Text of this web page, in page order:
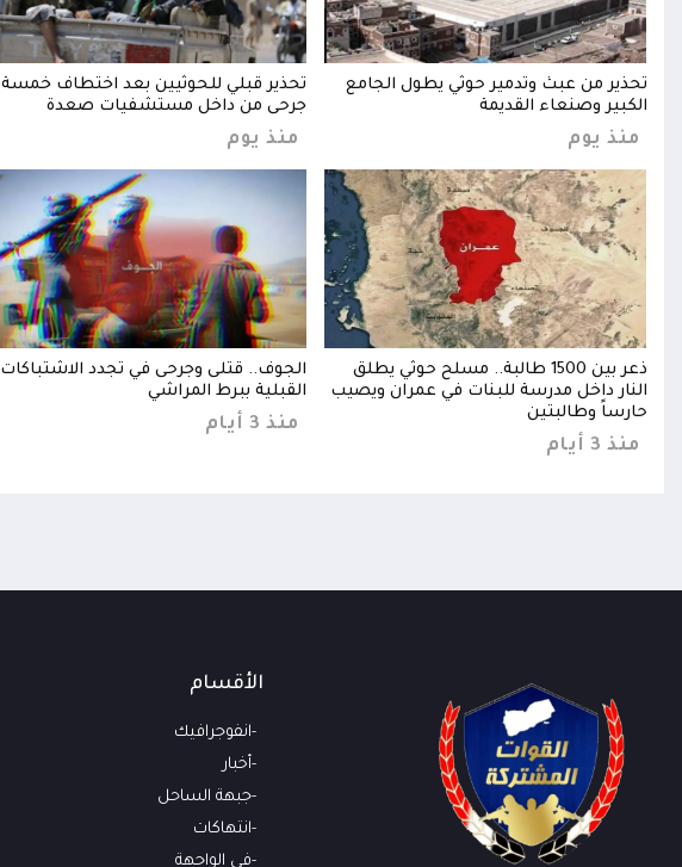
تحذير من عبث وتدمير حوثي يطول الجامع
الكبير وصنعاء القديمة
منذ يوم
تحذير قبلي للحوثيين بعد اختطاف خمسة
جرحى من داخل مستشفيات صعدة
منذ يوم
ذعر بين 1500 طالبة.. مسلح حوثي يطلق
النار داخل مدرسة للبنات في عمران ويصيب
حارساً وطالبتين
منذ 3 أيام
الجوف.. قتلى وجرحى في تجدد الاشتباكات
القبلية ببرط المراشي
منذ 3 أيام
الأقسام
انفوجرافيك
أخبار
جبهة الساحل
انتهاكات
في الواجهة